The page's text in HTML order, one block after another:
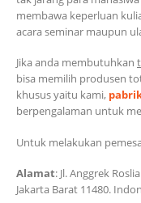
membawa keperluan
acara seminar maupun
Jika anda membutuhkan
bisa memilih produsen
khusus yaitu kami,
berpengalaman untuk
Untuk melakukan
Alamat: Jl. Anggrek
Jakarta Barat 11480.